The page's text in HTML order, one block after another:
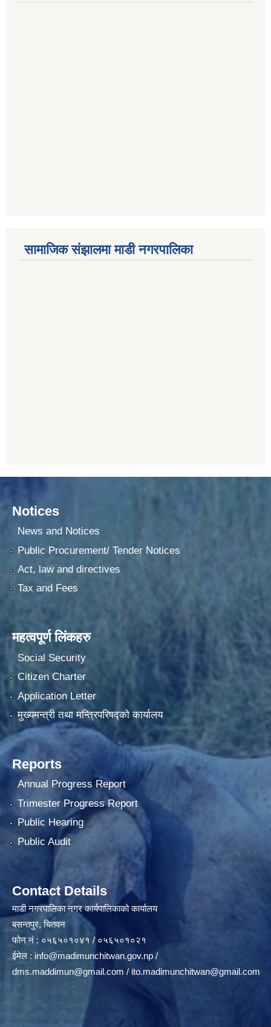
सामाजिक संझालमा माडी नगरपालिका
Notices
News and Notices
Public Procurement/ Tender Notices
Act, law and directives
Tax and Fees
महत्वपूर्ण लिंकहरु
Social Security
Citizen Charter
Application Letter
मुख्यमन्त्री तथा मन्त्रिपरिषद्को कार्यालय
Reports
Annual Progress Report
Trimester Progress Report
Public Hearing
Public Audit
Contact Details
माडी नगरपालिका नगर कार्यपालिकाको कार्यालय
बसन्तपुर, चितवन
फोन नं : ०५६५०१०४१ / ०५६५०१०२१
ईमेल : info@madimunchitwan.gov.np /
dms.maddimun@gmail.com / ito.madimunchitwan@gmail.com